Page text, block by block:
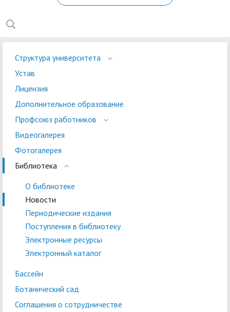
Структура университета
Устав
Лицензия
Дополнительное образование
Профсоюз работников
Видеогалерея
Фотогалерея
Библиотека
О библиотеке
Новости
Периодические издания
Поступления в библиотеку
Электронные ресурсы
Электронный каталог
Бассейн
Ботанический сад
Соглашения о сотрудничестве